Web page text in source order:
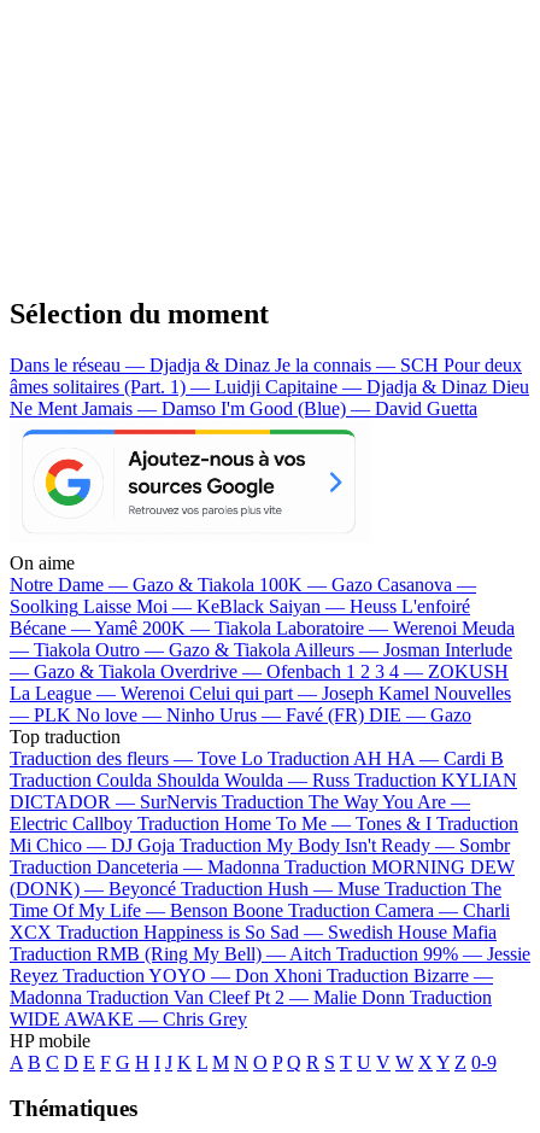
Sélection du moment
Dans le réseau — Djadja & Dinaz Je la connais — SCH Pour deux
âmes solitaires (Part. 1) — Luidji Capitaine — Djadja & Dinaz Dieu
Ne Ment Jamais — Damso I'm Good (Blue) — David Guetta
On aime
Notre Dame — Gazo & Tiakola 100K — Gazo Casanova —
Soolking Laisse Moi — KeBlack Saiyan — Heuss L'enfoiré
Bécane —Yamê 200K — Tiakola Laboratoire — Werenoi Meuda
— Tiakola Outro — Gazo & Tiakola Ailleurs — Josman Interlude
— Gazo & Tiakola Overdrive — Ofenbach 1 2 3 4 — ZOKUSH
La League — Werenoi Celui qui part — Joseph Kamel Nouvelles
— PLK No love — Ninho Urus — Favé (FR) DIE — Gazo
Top traduction
Traduction des fleurs — Tove Lo Traduction AH HA — Cardi B
Traduction Coulda Shoulda Woulda — Russ Traduction KYLIAN
DICTADOR — SurNervis Traduction The Way You Are —
Electric Callboy Traduction Home To Me — Tones & I Traduction
Mi Chico — DJ Goja Traduction My Body Isn't Ready — Sombr
Traduction Danceteria — Madonna Traduction MORNING DEW
(DONK) — Beyoncé Traduction Hush — Muse Traduction The
Time Of My Life — Benson Boone Traduction Camera — Charli
XCX Traduction Happiness is So Sad — Swedish House Mafia
Traduction RMB (Ring My Bell) — Aitch Traduction 99% — Jessie
Reyez Traduction YOYO — Don Xhoni Traduction Bizarre —
Madonna Traduction Van Cleef Pt 2 — Malie Donn Traduction
WIDE AWAKE — Chris Grey
HP mobile
A B C D E F G H I J K L M N O P Q R S T U V W X Y Z 0-9
Thématiques